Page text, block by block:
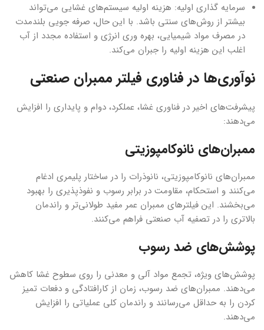
سرمایه گذاری اولیه: هزینه اولیه سیستم‌های غشایی می‌تواند
بیشتر از روش‌های سنتی باشد. با این حال، صرفه جویی بلندمدت
در مصرف مواد شیمیایی، بهره وری انرژی و استفاده مجدد از آب
اغلب این هزینه اولیه را جبران می‌کند.
نوآوری‌ها در فناوری فیلتر ممبران صنعتی
پیشرفت‌های اخیر در فناوری غشا، عملکرد، دوام و پایداری را افزایش
می‌دهند:
ممبران‌های نانوکامپوزیتی
ممبران‌های نانوکامپوزیتی، نانوذرات را در ساختار پلیمری ادغام
می‌کنند و استحکام، مقاومت در برابر رسوب و نفوذپذیری را بهبود
می‌بخشند. این فیلترهای ممبران عمر مفید طولانی‌تر و راندمان
بالاتری را در تصفیه آب صنعتی فراهم می‌کنند.
پوشش‌های ضد رسوب
پوشش‌های ویژه، تجمع مواد آلی و معدنی را روی سطوح غشا کاهش
می‌دهند. ممبران‌های ضد رسوب، زمان از کارافتادگی و دفعات تمیز
کردن را به حداقل می‌رسانند و راندمان کلی عملیاتی را افزایش
می‌دهند.